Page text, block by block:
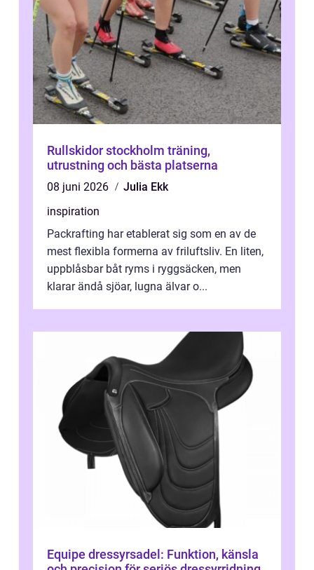
Rullskidor stockholm träning,
utrustning och bästa platserna
08 juni 2026
Julia Ekk
inspiration
Packrafting har etablerat sig som en av de
mest flexibla formerna av friluftsliv. En liten,
uppblåsbar båt ryms i ryggsäcken, men
klarar ändå sjöar, lugna älvar o...
Equipe dressyrsadel: Funktion, känsla